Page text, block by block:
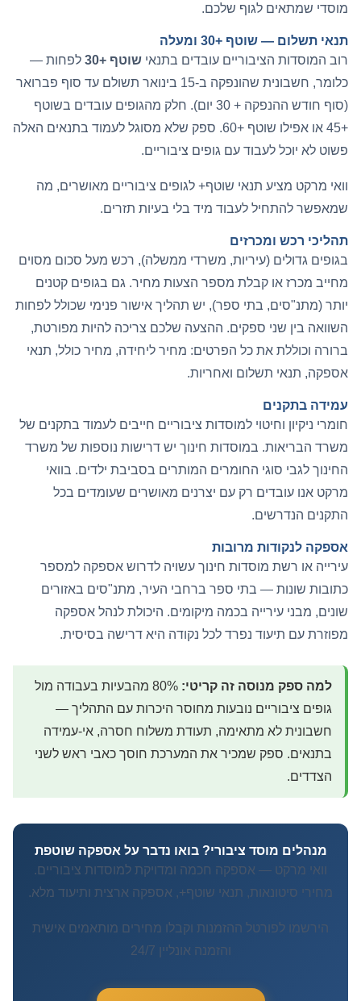
מוסדי שמתאים לגוף שלכם.
תנאי תשלום — שוטף +30 ומעלה
רוב המוסדות הציבוריים עובדים בתנאי שוטף +30
לפחות —
כלומר, חשבונית שהונפקה ב-15 בינואר תשולם עד סוף פברואר
(סוף חודש ההנפקה + 30 יום). חלק מהגופים עובדים בשוטף
+45 או אפילו שוטף +60. ספק שלא מסוגל לעמוד בתנאים האלה
פשוט לא יוכל לעבוד עם גופים ציבוריים.
וואי מרקט מציע תנאי שוטף+ לגופים ציבוריים מאושרים, מה
שמאפשר להתחיל לעבוד מיד בלי בעיות תזרים.
תהליכי רכש ומכרזים
בגופים גדולים (עיריות, משרדי ממשלה), רכש מעל סכום מסוים
מחייב מכרז או קבלת מספר הצעות מחיר. גם בגופים קטנים
יותר (מתנ"סים, בתי ספר), יש תהליך אישור פנימי שכולל לפחות
השוואה בין שני ספקים. ההצעה שלכם צריכה להיות מפורטת,
ברורה וכוללת את כל הפרטים: מחיר ליחידה, מחיר כולל, תנאי
אספקה, תנאי תשלום ואחריות.
עמידה בתקנים
חומרי ניקיון וחיטוי למוסדות ציבוריים חייבים לעמוד בתקנים של
משרד הבריאות. במוסדות חינוך יש דרישות נוספות של משרד
החינוך לגבי סוגי החומרים המותרים בסביבת ילדים. בוואי
מרקט אנו עובדים רק עם יצרנים מאושרים שעומדים בכל
התקנים הנדרשים.
אספקה לנקודות מרובות
עירייה או רשת מוסדות חינוך עשויה לדרוש אספקה למספר
כתובות שונות — בתי ספר ברחבי העיר, מתנ"סים באזורים
שונים, מבני עירייה בכמה מיקומים. היכולת לנהל אספקה
מפוזרת עם תיעוד נפרד לכל נקודה היא דרישה בסיסית.
למה ספק מנוסה זה קריטי:
80% מהבעיות בעבודה מול
גופים ציבוריים נובעות מחוסר היכרות עם התהליך —
חשבונית לא מתאימה, תעודת משלוח חסרה, אי-עמידה
בתנאים. ספק שמכיר את המערכת חוסך כאבי ראש לשני
הצדדים.
מנהלים מוסד ציבורי? בואו נדבר על אספקה שוטפת
וואי מרקט — אספקה חכמה ומדויקת למוסדות ציבוריים.
מחירי סיטונאות, תנאי שוטף+, אספקה ארצית ותיעוד מלא.
הירשמו לפורטל ההזמנות וקבלו מחירים מותאמים אישית
והזמנה אונליין 24/7